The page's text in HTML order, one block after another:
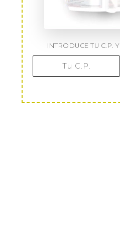
INTRODUCE TU C.P. Y